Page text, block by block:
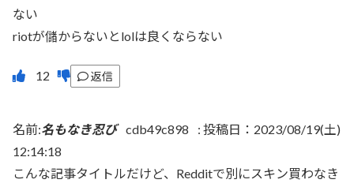
ない
riotが儲からないとlolは良くならない
返信
名前:名もなき忍び cdb49c898 : 投稿日：2023/08/19(土)
12:14:18
こんな記事タイトルだけど、Redditで別にスキン買わなき